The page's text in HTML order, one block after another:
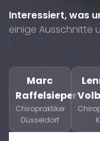
Interessiert, was
einige Ausschnitte
Marc
Raffelsieper
Chiropraktiker
Düsseldorf